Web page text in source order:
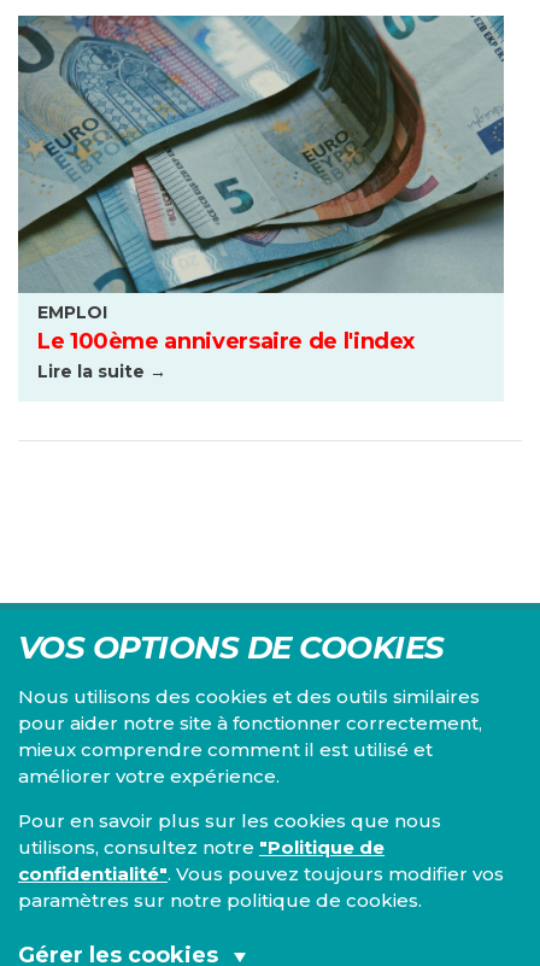
EMPLOI
Le 100ème anniversaire de l'index
Lire la suite →
VOS OPTIONS DE COOKIES
Nous utilisons des cookies et des outils similaires
pour aider notre site à fonctionner correctement,
mieux comprendre comment il est utilisé et
améliorer votre expérience.
Pour en savoir plus sur les cookies que nous
utilisons, consultez notre "Politique de
confidentialité". Vous pouvez toujours modifier vos
paramètres sur notre politique de cookies.
Gérer les cookies
Centre d'études du PS, l'Institut Emile Vandervelde se
consacre à la recherche sur toutes les questions d'ordre
économique, social, financier, administratif, politique,
éthique, juridique et environnemental.
IEV
1000 Bruxelles